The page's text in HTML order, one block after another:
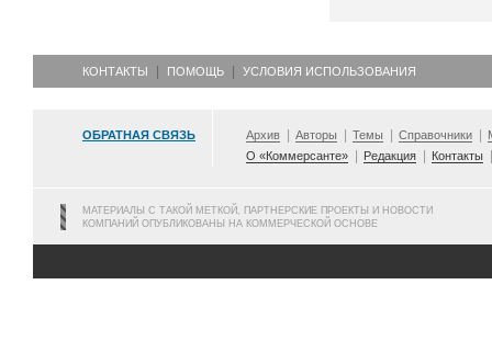
КОНТАКТЫ ПОМОЩЬ УСЛОВИЯ ИСПОЛЬЗОВАНИЯ
ОБРАТНАЯ СВЯЗЬ Архив Авторы Темы Справочники
О «Коммерсанте»
Редакция Контакты
МАТЕРИАЛЫ С ТАКОЙ МЕТКОЙ, ПАРТНЕРСКИЕ ПРОЕКТЫ И НОВОСТИ
КОМПАНИЙ ОПУБЛИКОВАНЫ НА КОММЕРЧЕСКОЙ ОСНОВЕ